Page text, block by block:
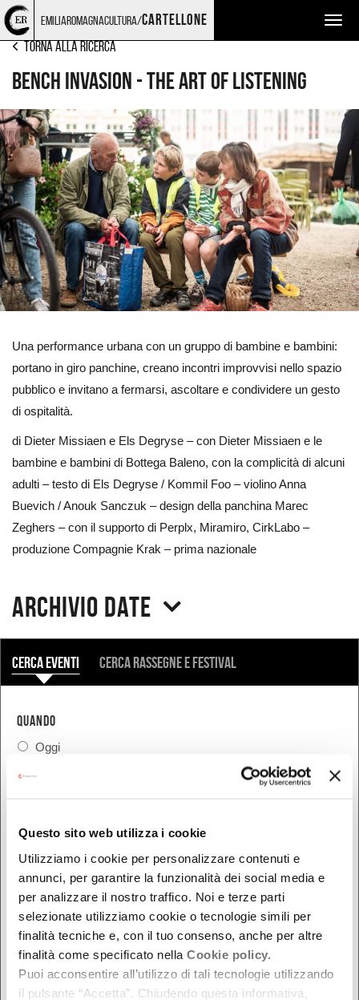
Questo sito web utilizza i cookie
Utilizziamo i cookie per personalizzare contenuti e
annunci, per garantire la funzionalità dei social media e
per analizzare il nostro traffico. Noi e terze parti
selezionate utilizziamo cookie o tecnologie simili per
finalità tecniche e, con il tuo consenso, anche per altre
finalità come specificato nella Cookie policy.
Puoi acconsentire all’utilizzo di tali tecnologie utilizzando
il pulsante “Accetta”. Chiudendo questa informativa,
Torna
alla
home
Cerca
nel
sito
Salta
ai
contenuti
Salta
al
menu
emiliaromagnacultura/cartellone
TEATRO E DANZA
Torna alla ricerca
BENCH INVASION - The Art of Listening
Una performance urbana con un gruppo di bambine e bambini:
portano in giro panchine, creano incontri improvvisi nello spazio
pubblico e invitano a fermarsi, ascoltare e condividere un gesto
di ospitalità.
di Dieter Missiaen e Els Degryse – con Dieter Missiaen e le
bambine e bambini di Bottega Baleno, con la complicità di alcuni
adulti – testo di Els Degryse / Kommil Foo – violino Anna
Buevich / Anouk Sanczuk – design della panchina Marec
Zeghers – con il supporto di Perplx, Miramiro, CirkLabo –
produzione Compagnie Krak – prima nazionale
Archivio date
COSA
Cerca eventi Cerca rassegne e festival
QUANDO
Oggi
DOVE
Bologna
Ferrara
Forlì-Cesena
Modena